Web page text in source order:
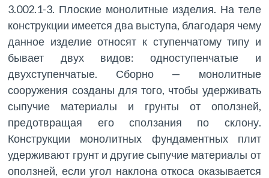
3.002.1-3. Плоские монолитные изделия. На теле
конструкции имеется два выступа, благодаря чему
данное изделие относят к ступенчатому типу и
бывает двух видов: одноступенчатые и
двухступенчатые. Сборно — монолитные
сооружения созданы для того, чтобы удерживать
сыпучие материалы и грунты от оползней,
предотвращая его сползания по склону.
Конструкции монолитных фундаментных плит
удерживают грунт и другие сыпучие материалы от
оползней, если угол наклона откоса оказывается